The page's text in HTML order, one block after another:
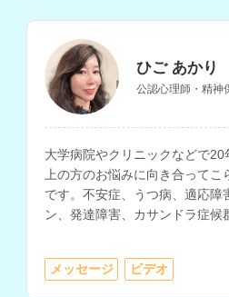
ひご あかり
公認心理師・精神
大学病院やクリニックなどで
上の方のお悩みに向き合って
です。不安症、うつ病、適応障
ン、発達障害、カサンドラ症候
マ、仕事、家族関係、愛着障
メッセージ ビデオ